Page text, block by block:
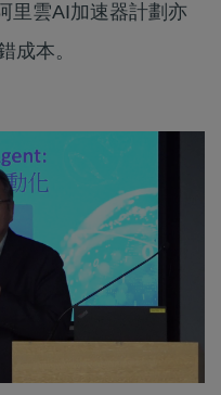
里雲AI加速器計劃亦
成本。